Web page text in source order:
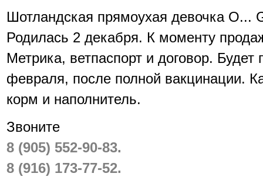
Шотландская прямоухая девочка O...
Родилась 2 декабря. К моменту
Метрика, ветпаспорт и договор. Будет
февраля, после полной вакцинации.
корм и наполнитель.
Звоните
8 (905) 552-90-83.
8 (916) 173-77-52.